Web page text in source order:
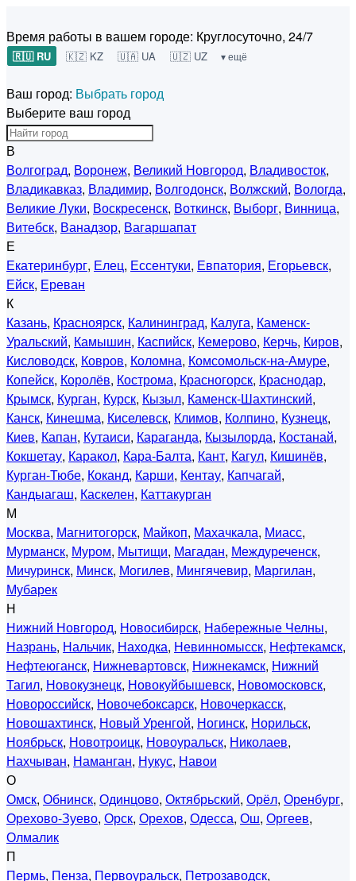
Время работы в вашем городе: Круглосуточно, 24/7
🇷🇺 RU 🇰🇿 KZ 🇺🇦 UA 🇺🇿 UZ ▾ ещё
Ваш город: Выбрать город
Выберите ваш город
В
Волгоград, Воронеж, Великий Новгород, Владивосток,
Владикавказ, Владимир, Волгодонск, Волжский, Вологда,
Великие Луки, Воскресенск, Воткинск, Выборг, Винница,
Витебск, Ванадзор, Вагаршапат
Е
Екатеринбург, Елец, Ессентуки, Евпатория, Егорьевск,
Ейск, Ереван
К
Казань, Красноярск, Калининград, Калуга, Каменск-
Уральский, Камышин, Каспийск, Кемерово, Керчь, Киров,
Кисловодск, Ковров, Коломна, Комсомольск-на-Амуре,
Копейск, Королёв, Кострома, Красногорск, Краснодар,
Крымск, Курган, Курск, Кызыл, Каменск-Шахтинский,
Канск, Кинешма, Киселевск, Климов, Колпино, Кузнецк,
Киев, Капан, Кутаиси, Караганда, Кызылорда, Костанай,
Кокшетау, Каракол, Кара-Балта, Кант, Кагул, Кишинёв,
Курган-Тюбе, Коканд, Карши, Кентау, Капчагай,
Кандыагаш, Каскелен, Каттакурган
М
Москва, Магнитогорск, Майкоп, Махачкала, Миасс,
Мурманск, Муром, Мытищи, Магадан, Междуреченск,
Мичуринск, Минск, Могилев, Мингячевир, Маргилан,
Мубарек
Н
Нижний Новгород, Новосибирск, Набережные Челны,
Назрань, Нальчик, Находка, Невинномысск, Нефтекамск,
Нефтеюганск, Нижневартовск, Нижнекамск, Нижний
Тагил, Новокузнецк, Новокуйбышевск, Новомосковск,
Новороссийск, Новочебоксарск, Новочеркасск,
Новошахтинск, Новый Уренгой, Ногинск, Норильск,
Ноябрьск, Новотроицк, Новоуральск, Николаев,
Нахчыван, Наманган, Нукус, Навои
О
Омск, Обнинск, Одинцово, Октябрьский, Орёл, Оренбург,
Орехово-Зуево, Орск, Орехов, Одесса, Ош, Оргеев,
Олмалик
П
Пермь, Пенза, Первоуральск, Петрозаводск,